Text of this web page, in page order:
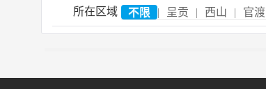
所在区域 不限 | 呈贡 | 西山 | 官渡